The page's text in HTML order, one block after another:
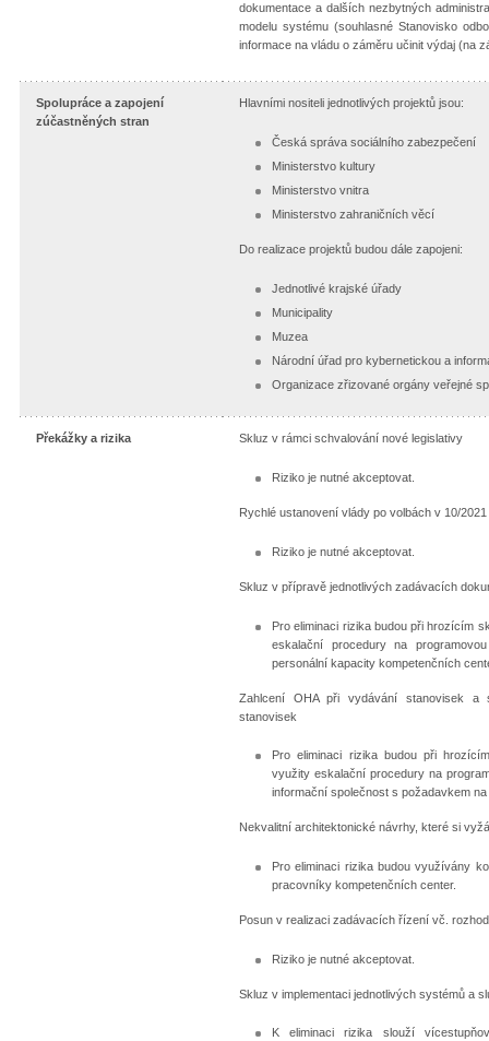
dokumentace a dalších nezbytných
modelu systému (souhlasné Stanovisko
informace na vládu o záměru učinit výdaj (na
Spolupráce a zapojení
zúčastněných stran
Hlavními nositeli jednotlivých projektů jsou:
Česká správa sociálního zabezpečení
Ministerstvo kultury
Ministerstvo vnitra
Ministerstvo zahraničních věcí
Do realizace projektů budou dále zapojeni:
Jednotlivé krajské úřady
Municipality
Muzea
Národní úřad pro kybernetickou a
Organizace zřizované orgány veřejné
Překážky a rizika Skluz v rámci schvalování nové legislativy
Riziko je nutné akceptovat.
Rychlé ustanovení vlády po volbách v 10/2021
Riziko je nutné akceptovat.
Skluz v přípravě jednotlivých zadávacích
Pro eliminaci rizika budou při hrozícím
eskalační procedury na
personální kapacity kompetenčních
Zahlcení OHA při vydávání stanovisek
stanovisek
Pro eliminaci rizika budou při
využity eskalační procedury na
informační společnost s požadavkem
Nekvalitní architektonické návrhy, které si
Pro eliminaci rizika budou využívány
pracovníky kompetenčních center.
Posun v realizaci zadávacích řízení vč.
Riziko je nutné akceptovat.
Skluz v implementaci jednotlivých systémů a
K eliminaci rizika slouží